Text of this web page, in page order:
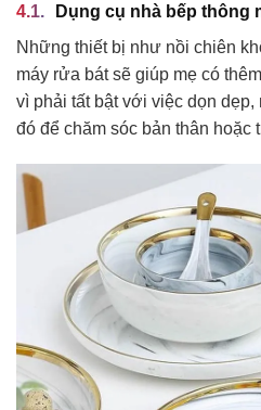
Dụng cụ nhà bếp thông
Những thiết bị như nồi chiên
máy rửa bát sẽ giúp mẹ có
vì phải tất bật với việc dọn
đó để chăm sóc bản thân hoặc